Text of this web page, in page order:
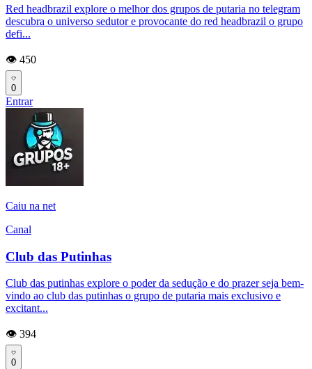
Red headbrazil explore o melhor dos grupos de putaria no telegram
descubra o universo sedutor e provocante do red headbrazil o grupo
defi...
👁️ 450
0
Entrar
Caiu na net
Canal
Club das Putinhas
Club das putinhas explore o poder da sedução e do prazer seja bem-
vindo ao club das putinhas o grupo de putaria mais exclusivo e
excitant...
👁️ 394
0